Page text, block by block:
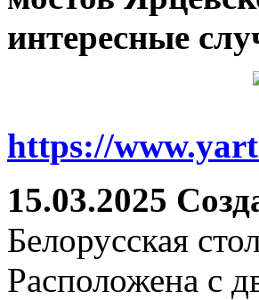
интересные
https://
15.03.2025
Белорусская
Расположена с